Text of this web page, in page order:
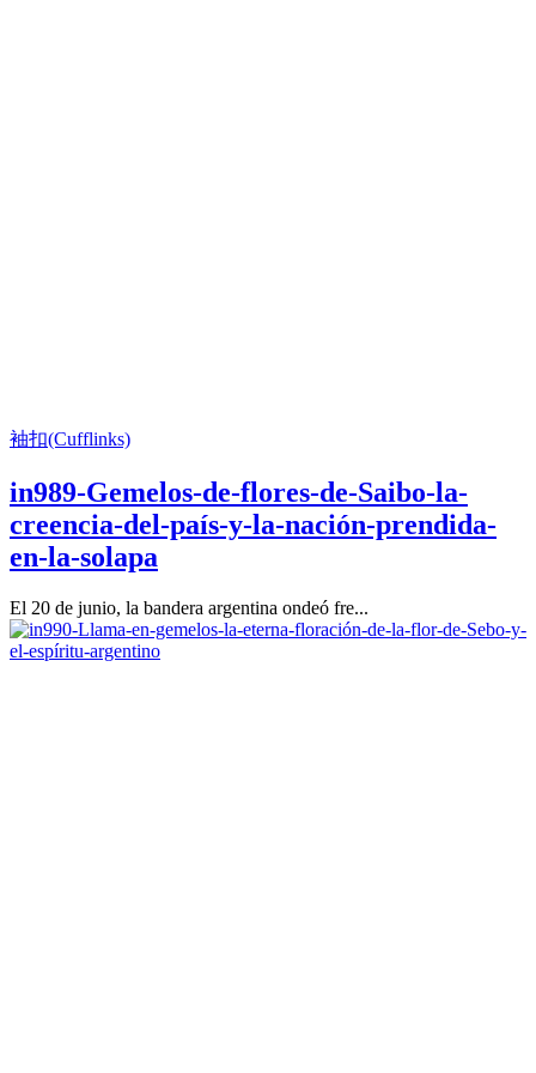
袖扣(Cufflinks)
in989-Gemelos-de-flores-de-Saibo-la-
creencia-del-país-y-la-nación-prendida-
en-la-solapa
El 20 de junio, la bandera argentina ondeó fre...